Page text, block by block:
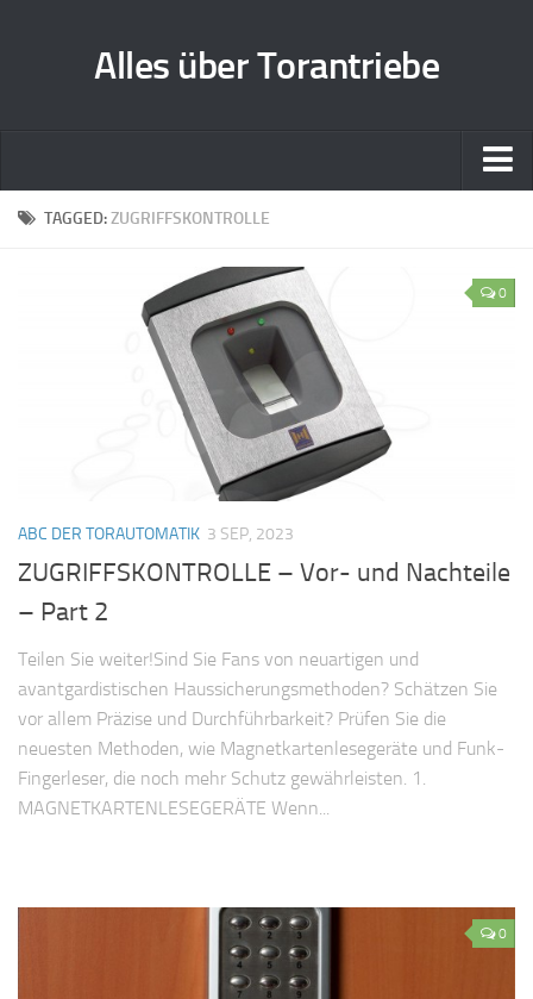
Alles über Torantriebe
Home
TAGGED:ZUGRIFFSKONTROLLE
0
ABC DER TORAUTOMATIK 3 SEP, 2023
ZUGRIFFSKONTROLLE – Vor- und Nachteile
– Part 2
Teilen Sie weiter!Sind Sie Fans von neuartigen und
avantgardistischen Haussicherungsmethoden? Schätzen Sie
vor allem Präzise und Durchführbarkeit? Prüfen Sie die
neuesten Methoden, wie Magnetkartenlesegeräte und Funk-
Fingerleser, die noch mehr Schutz gewährleisten. 1.
MAGNETKARTENLESEGERÄTE Wenn...
0